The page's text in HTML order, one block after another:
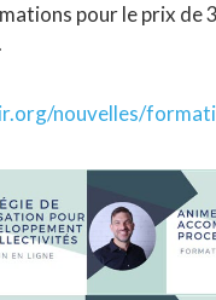
pour le prix de
nouvelles/